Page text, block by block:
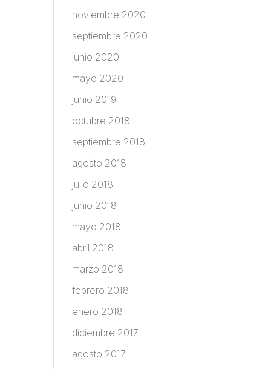
noviembre 2020
septiembre 2020
junio 2020
mayo 2020
junio 2019
octubre 2018
septiembre 2018
agosto 2018
julio 2018
junio 2018
mayo 2018
abril 2018
marzo 2018
febrero 2018
enero 2018
diciembre 2017
agosto 2017